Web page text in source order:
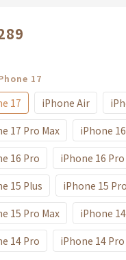
17
17 iPhone Air
17 Pro Max
iPhone 16
16 Pro
iPhone 16 Pro
15 Plus
iPhone 15 Pro
15 Pro Max
iPhone 14
14 Pro
iPhone 14 Pro